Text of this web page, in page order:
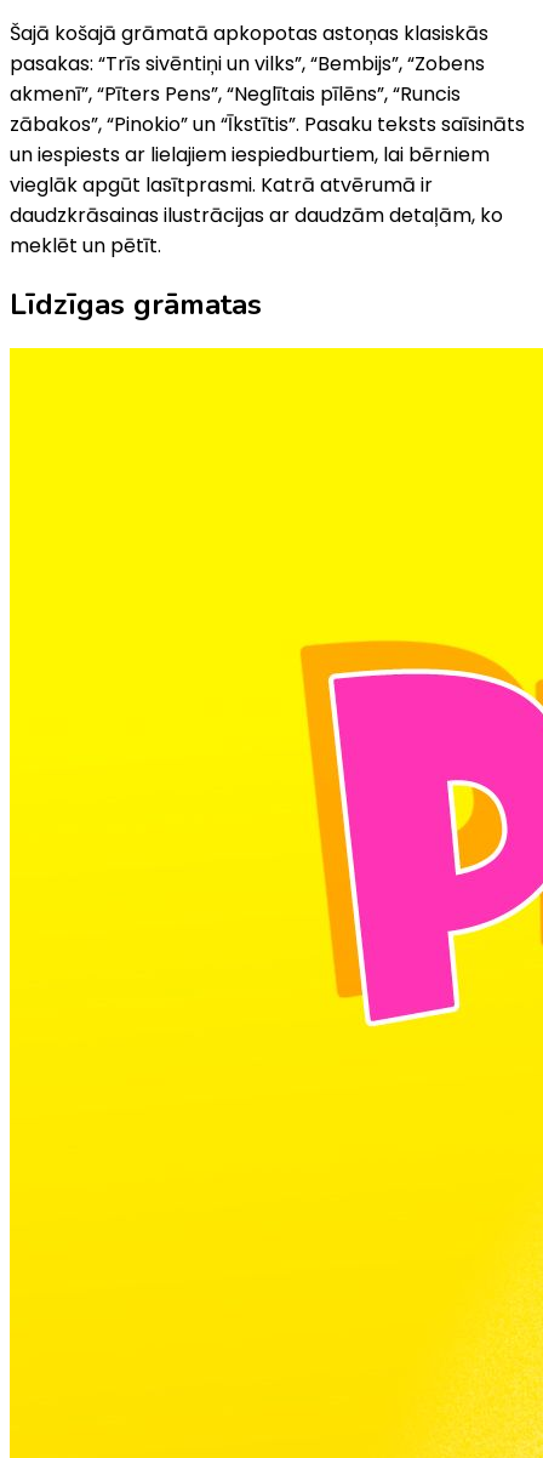
Šajā košajā grāmatā apkopotas astoņas klasiskās
pasakas: “Trīs sivēntiņi un vilks”, “Bembijs”, “Zobens
akmenī”, “Pīters Pens”, “Neglītais pīlēns”, “Runcis
zābakos”, “Pinokio” un “Īkstītis”. Pasaku teksts saīsināts
un iespiests ar lielajiem iespiedburtiem, lai bērniem
vieglāk apgūt lasītprasmi. Katrā atvērumā ir
daudzkrāsainas ilustrācijas ar daudzām detaļām, ko
meklēt un pētīt.
Līdzīgas grāmatas